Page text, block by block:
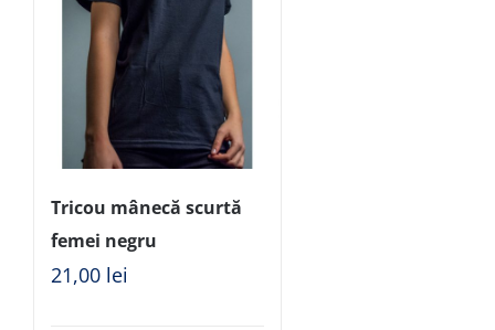
Tricou mânecă scurtă
femei negru
21,00 lei